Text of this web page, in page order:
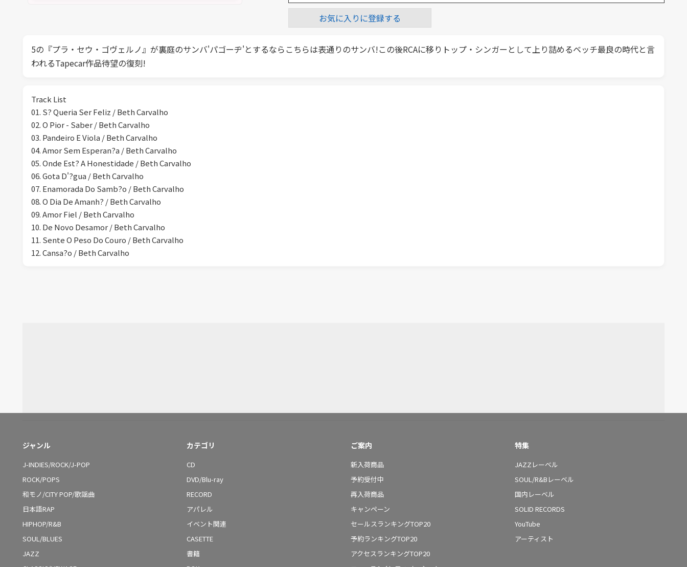
お気に入りに登録する
5の『プラ・セウ・ゴヴェルノ』が裏庭のサンバ'パゴーヂ'とするならこちらは表通りのサンバ!この後RCAに移りトップ・シンガーとして上り詰めるベッチ最良の時代と言
われるTapecar作品待望の復刻!
Track List
01. S? Queria Ser Feliz / Beth Carvalho
02. O Pior - Saber / Beth Carvalho
03. Pandeiro E Viola / Beth Carvalho
04. Amor Sem Esperan?a / Beth Carvalho
05. Onde Est? A Honestidade / Beth Carvalho
06. Gota D'?gua / Beth Carvalho
07. Enamorada Do Samb?o / Beth Carvalho
08. O Dia De Amanh? / Beth Carvalho
09. Amor Fiel / Beth Carvalho
10. De Novo Desamor / Beth Carvalho
11. Sente O Peso Do Couro / Beth Carvalho
12. Cansa?o / Beth Carvalho
ジャンル
J-INDIES/ROCK/J-POP
ROCK/POPS
和モノ/CITY POP/歌謡曲
日本語RAP
HIPHOP/R&B
SOUL/BLUES
JAZZ
カテゴリ
CD
DVD/Blu-ray
RECORD
アパレル
イベント関連
CASETTE
書籍
ご案内
新入荷商品
予約受付中
再入荷商品
キャンペーン
セールスランキングTOP20
予約ランキングTOP20
アクセスランキングTOP20
特集
JAZZレーベル
SOUL/R&Bレーベル
国内レーベル
SOLID RECORDS
YouTube
アーティスト